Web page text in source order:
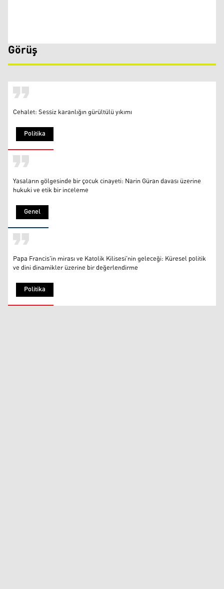
Görüş
Politika
Cehalet: Sessiz karanlığın gürültülü yıkımı
Genel
Yasaların gölgesinde bir çocuk cinayeti: Narin Güran davası üzerine
hukuki ve etik bir inceleme
Politika
Papa Francis'in mirası ve Katolik Kilisesi'nin geleceği: Küresel politik
ve dini dinamikler üzerine bir değerlendirme